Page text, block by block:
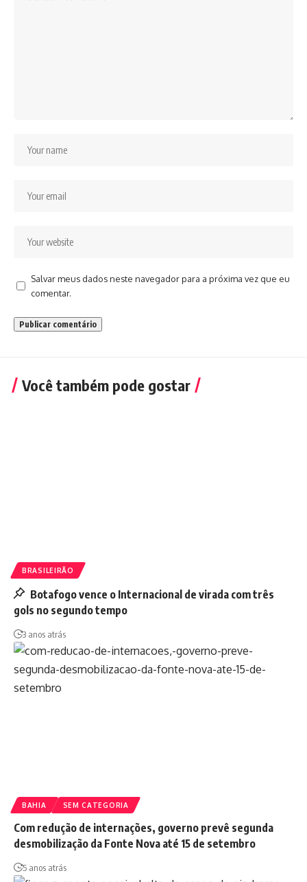
Salvar meus dados neste navegador para a próxima vez que eu
comentar.
Você também pode gostar
BRASILEIRÃO
Botafogo vence o Internacional de virada com três
gols no segundo tempo
3 anos atrás
BAHIA SEM CATEGORIA
Com redução de internações, governo prevê segunda
desmobilização da Fonte Nova até 15 de setembro
5 anos atrás